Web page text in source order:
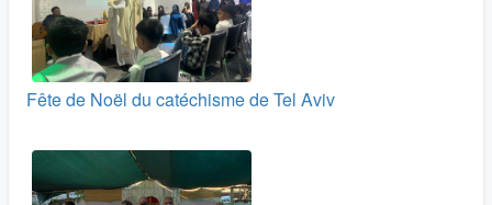
Fête de Noël du catéchisme de Tel Aviv